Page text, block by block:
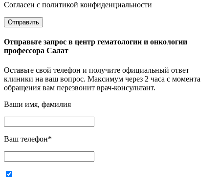
Согласен с политикой конфиденциальности
Отправьте запрос в центр гематологии и онкологии
профессора Салат
Оставьте свой телефон и получите официальный ответ
клиники на ваш вопрос. Максимум через 2 часа с момента
обращения вам перезвонит врач-консультант.
Ваши имя, фамилия
Ваш телефон*